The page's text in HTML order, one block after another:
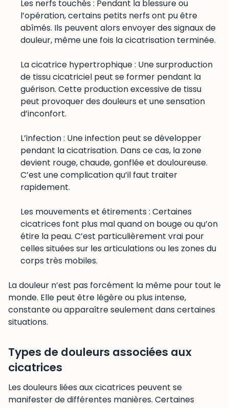
Les nerfs touchés : Pendant la blessure ou
l’opération, certains petits nerfs ont pu être
abîmés. Ils peuvent alors envoyer des signaux de
douleur, même une fois la cicatrisation terminée.
La cicatrice hypertrophique : Une surproduction
de tissu cicatriciel peut se former pendant la
guérison. Cette production excessive de tissu
peut provoquer des douleurs et une sensation
d’inconfort.
L’infection : Une infection peut se développer
pendant la cicatrisation. Dans ce cas, la zone
devient rouge, chaude, gonflée et douloureuse.
C’est une complication qu’il faut traiter
rapidement.
Les mouvements et étirements : Certaines
cicatrices font plus mal quand on bouge ou qu’on
étire la peau. C’est particulièrement vrai pour
celles situées sur les articulations ou les zones du
corps très mobiles.
La douleur n’est pas forcément la même pour tout le
monde. Elle peut être légère ou plus intense,
constante ou apparaître seulement dans certaines
situations.
Types de douleurs associées aux
cicatrices
Les douleurs liées aux cicatrices peuvent se
manifester de différentes manières. Certaines